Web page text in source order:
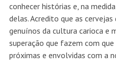
conhecer histórias e, na
delas. Acredito que as
genuínos da cultura carioca e
superação que fazem com
próximas e envolvidas com a